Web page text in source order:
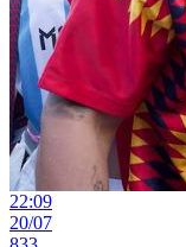
22:09
20/07